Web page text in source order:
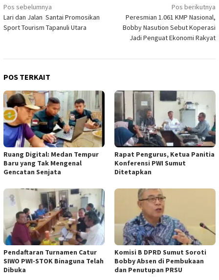
Navigasi
pos
Pos sebelumnya
Lari dan Jalan Santai Promosikan
Sport Tourism Tapanuli Utara
Pos berikutnya
Peresmian 1.061 KMP Nasional,
Bobby Nasution Sebut Koperasi
Jadi Penguat Ekonomi Rakyat
POS TERKAIT
Ruang Digital: Medan Tempur
Baru yang Tak Mengenal
Gencatan Senjata
Rapat Pengurus, Ketua Panitia
Konferensi PWI Sumut
Ditetapkan
Pendaftaran Turnamen Catur
SIWO PWI-STOK Binaguna Telah
Dibuka
Komisi B DPRD Sumut Soroti
Bobby Absen di Pembukaan
dan Penutupan PRSU